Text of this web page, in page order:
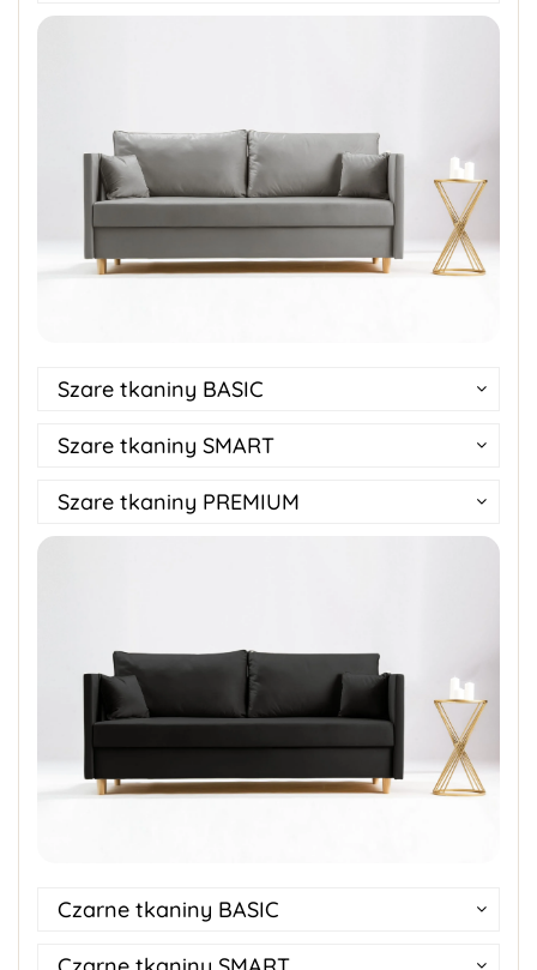
Szare tkaniny BASIC
Szare tkaniny SMART
Szare tkaniny PREMIUM
Czarne tkaniny BASIC